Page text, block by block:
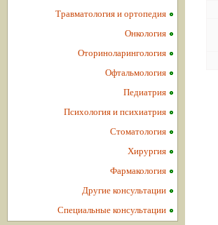
Травматология и ортопедия
Онкология
Оториноларингология
Офтальмология
Педиатрия
Психология и психиатрия
Стоматология
Хирургия
Фармакология
Другие консультации
Специальные консультации